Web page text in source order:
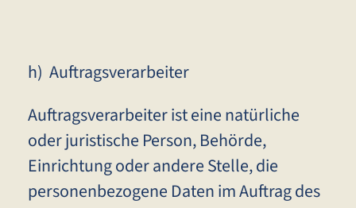
h) Auftragsverarbeiter
Auftragsverarbeiter ist eine natürliche
oder juristische Person, Behörde,
Einrichtung oder andere Stelle, die
personenbezogene Daten im Auftrag des